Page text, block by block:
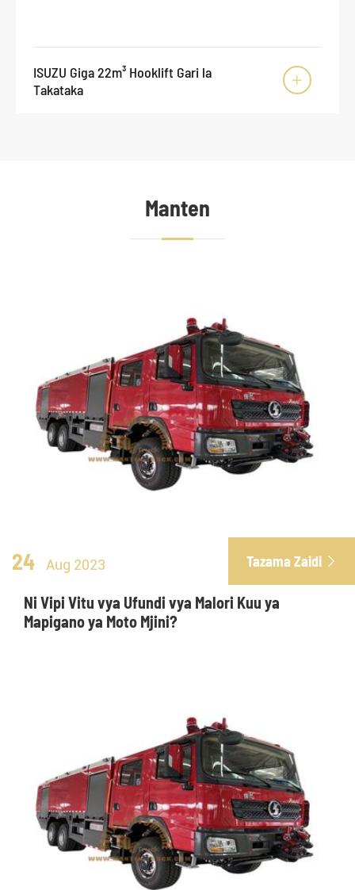
ISUZU Giga 22m³ Hooklift Gari la
Takataka

Manten
24 Aug 2023 Tazama Zaidi 
Ni Vipi Vitu vya Ufundi vya Malori Kuu ya
Mapigano ya Moto Mjini?